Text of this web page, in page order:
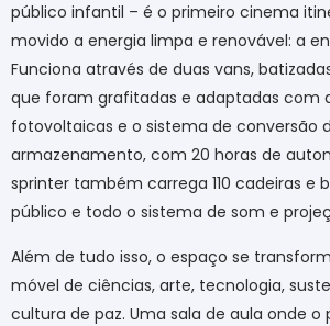
público infantil – é o primeiro cinema
movido a energia limpa e renovável: a
Funciona através de duas vans,
que foram grafitadas e adaptadas com
fotovoltaicas e o sistema de conversão
armazenamento, com 20 horas de
sprinter também carrega 110 cadeiras e
público e todo o sistema de som e
Além de tudo isso, o espaço se
móvel de ciências, arte, tecnologia,
cultura de paz. Uma sala de aula onde o